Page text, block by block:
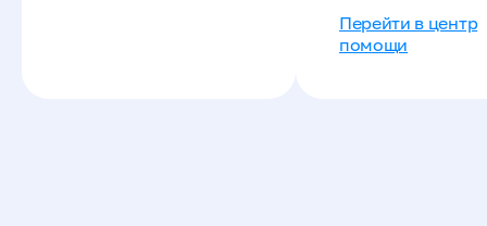
Перейти в центр
помощи